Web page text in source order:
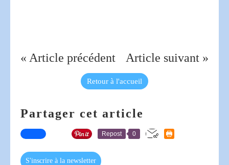
« Article précédent Article suivant »
Retour à l'accueil
Partager cet article
Repost 0
S'inscrire à la newsletter